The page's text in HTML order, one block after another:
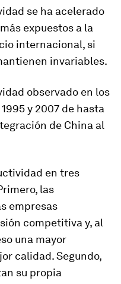
se ha acelerado
expuestos a la
internacional, si
invariables.
observado en los
y 2007 de hasta
de China al
en tres
las
empresas
competitiva y, al
una mayor
calidad. Segundo,
su propia